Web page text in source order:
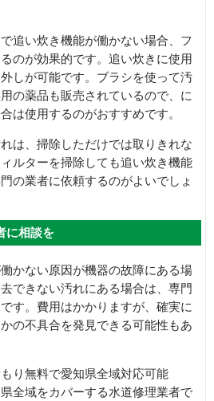
追い炊き機能が働かない場合、フ
のが効果的です。追い炊きに使用
しが可能です。ブラシを使って汚
の薬品も販売されているので、に
は使用するのがおすすめです。
は、掃除しただけでは取りきれな
ルターを掃除しても追い炊き機能
の業者に依頼するのがよいでしょ
に相談を
かない原因が機器の故障にある場
できない汚れにある場合は、専門
す。費用はかかりますが、確実に
の不具合を発見できる可能性もあ
り無料で愛知県全域対応可能
全域をカバーする水道修理業者で